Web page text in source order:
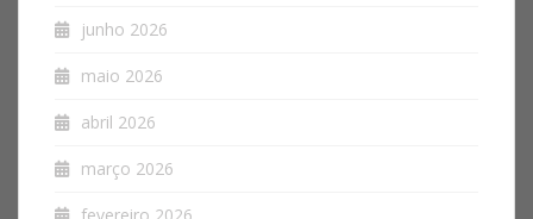
junho 2026
maio 2026
abril 2026
março 2026